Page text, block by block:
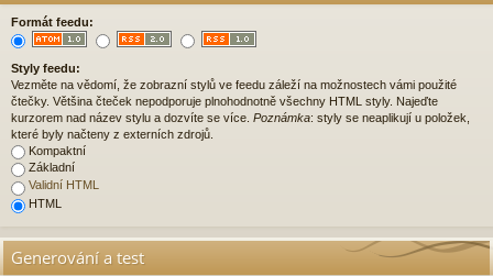
Formát feedu:
Styly feedu:
Vezměte na vědomí, že zobrazní stylů ve feedu záleží na možnostech vámi použité
čtečky. Většina čteček nepodporuje plnohodnotně všechny HTML styly. Najeďte
kurzorem nad název stylu a dozvíte se více. Poznámka: styly se neaplikují u položek,
které byly načteny z externích zdrojů.
Kompaktní
Základní
Validní HTML
HTML
Generování a test